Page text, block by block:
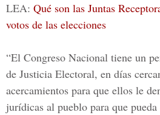
LEA: Qué son las Juntas
votos de las elecciones
“El Congreso Nacional tiene un
de Justicia Electoral, en días
acercamientos para que ellos le
jurídicas al pueblo para que